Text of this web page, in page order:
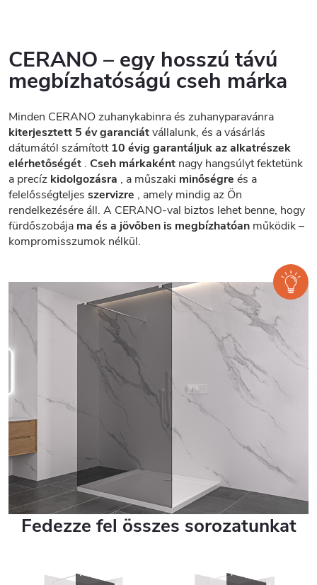
CERANO – egy hosszú távú
megbízhatóságú cseh márka
Minden CERANO zuhanykabinra és zuhanyparavánra
kiterjesztett 5 év garanciátvállalunk, és a vásárlás
dátumától számított10 évig garantáljuk az alkatrészek
elérhetőségét . Cseh márkaként nagy hangsúlyt fektetünk
a precíz kidolgozásra , a műszaki minőségre és a
felelősségteljes szervizre , amely mindig az Ön
rendelkezésére áll. A CERANO-val biztos lehet benne, hogy
fürdőszobája ma és a jövőben is megbízhatóan működik –
kompromisszumok nélkül.
Fedezze fel összes sorozatunkat